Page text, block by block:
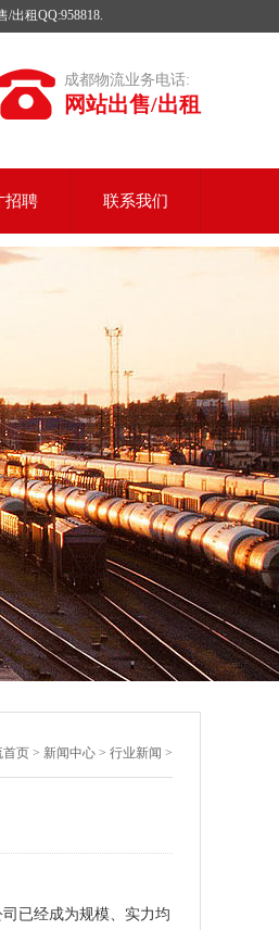
出租QQ:958818.
成都物流业务电话:
网站出售/出租
招聘 联系我们
首页 > 新闻中心 > 行业新闻 >
已经成为规模、实力均